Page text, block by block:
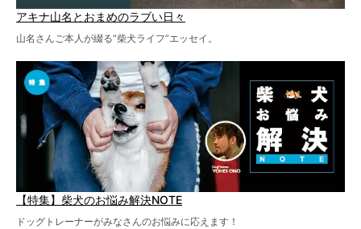
アキナ山名とおまめのラブい日々
山名さんご本人が綴る“柴犬ライフ”エッセイ。
【特集】柴犬のお悩み解決NOTE
ドッグトレーナーがみなさんのお悩みに応えます！